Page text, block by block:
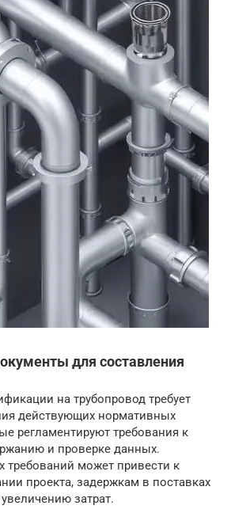
для составления
на трубопровод требует
действующих нормативных
регламентируют требования к
и проверке данных.
требований может привести к
проекта, задержкам в поставках
затрат.